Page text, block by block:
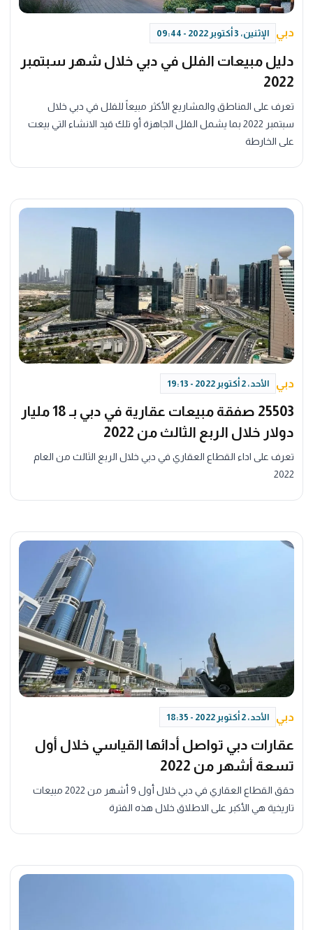
دبي الإثنين، 3 أكتوبر 2022 - 09:44
دليل مبيعات الفلل في دبي خلال شهر سبتمبر
2022
تعرف على المناطق والمشاريع الأكثر مبيعاً للفلل في دبي خلال
سبتمبر 2022 بما يشمل الفلل الجاهزة أو تلك قيد الانشاء التي بيعت
على الخارطة
دبي الأحد، 2 أكتوبر 2022 - 19:13
25503 صفقة مبيعات عقارية في دبي بـ 18 مليار
دولار خلال الربع الثالث من 2022
تعرف على اداء القطاع العقاري في دبي خلال الربع الثالث من العام
2022
دبي الأحد، 2 أكتوبر 2022 - 18:35
عقارات دبي تواصل أدائها القياسي خلال أول
تسعة أشهر من 2022
حقق القطاع العقاري في دبي خلال أول 9 أشهر من 2022 مبيعات
تاريخية هي الأكبر على الاطلاق خلال هذه الفترة